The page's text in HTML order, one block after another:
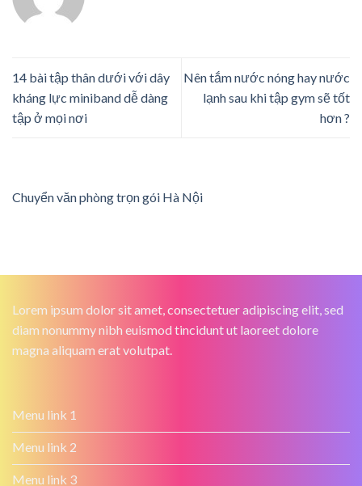
14 bài tập thân dưới với dây
kháng lực miniband dễ dàng
tập ở mọi nơi
Nên tắm nước nóng hay nước
lạnh sau khi tập gym sẽ tốt
hơn ?
Chuyển văn phòng trọn gói Hà Nội
Lorem ipsum dolor sit amet, consectetuer adipiscing elit, sed
diam nonummy nibh euismod tincidunt ut laoreet dolore
magna aliquam erat volutpat.
Menu link 1
Menu link 2
Menu link 3